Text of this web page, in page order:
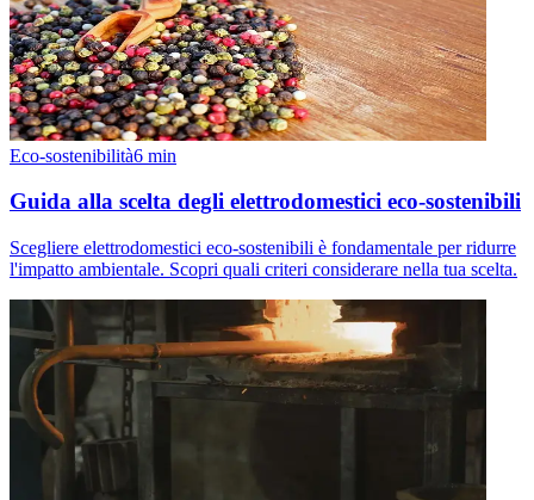
Eco-sostenibilità6 min
Guida alla scelta degli elettrodomestici eco-sostenibili
Scegliere elettrodomestici eco-sostenibili è fondamentale per ridurre
l'impatto ambientale. Scopri quali criteri considerare nella tua scelta.